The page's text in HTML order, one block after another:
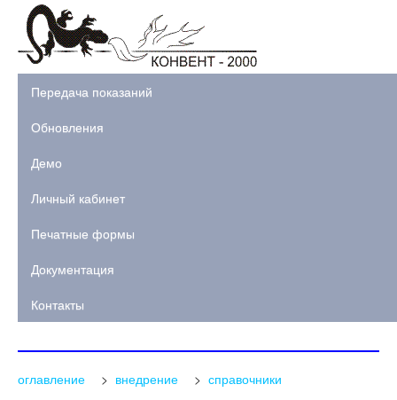
Передача показаний
Обновления
Демо
Личный кабинет
Печатные формы
Документация
Контакты
оглавление > внедрение > справочники